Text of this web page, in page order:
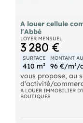
A louer cellule
l'Abbé
LOYER MENSUEL
3 280 €
SURFACE
410 m²
MONTANT
96 €/m²/
vous propose, au
d'activité/
enveloppant la
cellule d'activité
futur
410 m2 livrée
A LOUER IMMOBILIER
BOUTIQUES